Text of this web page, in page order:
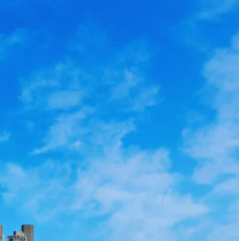
uns Ihnen über Cookies
anzeigen. Über
Cookies gespeichert.